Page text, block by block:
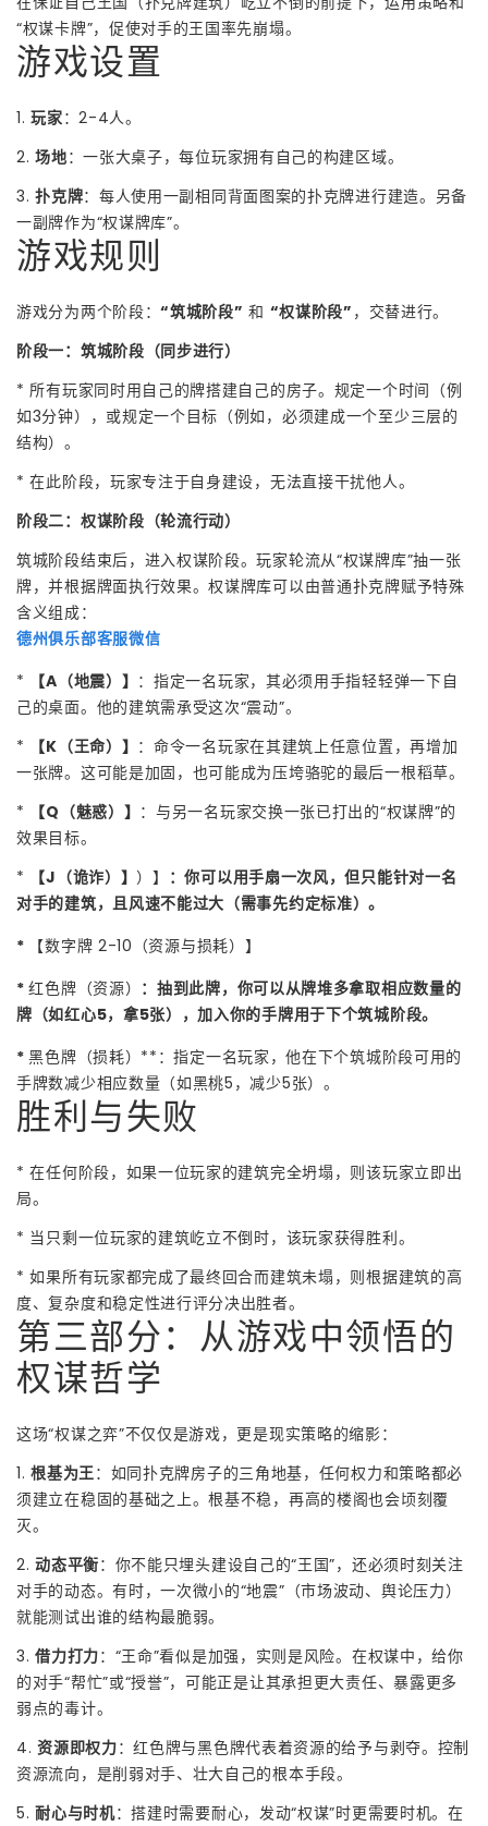
“权谋卡牌”，促使对手的王国率先崩塌。
游戏设置
1.玩家：2-4人。
2.场地：一张大桌子，每位玩家拥有自己的构建区域。
3.扑克牌：每人使用一副相同背面图案的扑克牌进行建造。另备
一副牌作为“权谋牌库”。
游戏规则
游戏分为两个阶段：“筑城阶段” 和 “权谋阶段” ，交替进行。
阶段一：筑城阶段（同步进行）
* 所有玩家同时用自己的牌搭建自己的房子。规定一个时间（例
如3分钟），或规定一个目标（例如，必须建成一个至少三层的
结构）。
* 在此阶段，玩家专注于自身建设，无法直接干扰他人。
阶段二：权谋阶段（轮流行动）
筑城阶段结束后，进入权谋阶段。玩家轮流从“权谋牌库”抽一张
牌，并根据牌面执行效果。权谋牌库可以由普通扑克牌赋予特殊
含义组成：
德州俱乐部客服微信
*
【A（地震）】 ：指定一名玩家，其必须用手指轻轻弹一下自
己的桌面。他的建筑需承受这次“震动”。
*
【K（王命）】 ：命令一名玩家在其建筑上任意位置，再增加
一张牌。这可能是加固，也可能成为压垮骆驼的最后一根稻草。
*
【Q（魅惑）】 ：与另一名玩家交换一张已打出的“权谋牌”的
效果目标。
*
【J（诡诈）】 ）】 ：你可以用手扇一次风，但只能针对一名
对手的建筑，且风速不能过大（需事先约定标准）。
*
【数字牌 2-10（资源与损耗）】
*红色牌（资源） ：抽到此牌，你可以从牌堆多拿取相应数量的
牌（如红心5，拿5张），加入你的手牌用于下个筑城阶段。
*黑色牌（损耗）**：指定一名玩家，他在下个筑城阶段可用的
手牌数减少相应数量（如黑桃5，减少5张）。
胜利与失败
* 在任何阶段，如果一位玩家的建筑完全坍塌，则该玩家立即出
局。
* 当只剩一位玩家的建筑屹立不倒时，该玩家获得胜利。
* 如果所有玩家都完成了最终回合而建筑未塌，则根据建筑的高
度、复杂度和稳定性进行评分决出胜者。
第三部分：从游戏中领悟的
权谋哲学
这场“权谋之弈”不仅仅是游戏，更是现实策略的缩影：
1.根基为王：如同扑克牌房子的三角地基，任何权力和策略都必
须建立在稳固的基础之上。根基不稳，再高的楼阁也会顷刻覆
灭。
2.动态平衡：你不能只埋头建设自己的“王国”，还必须时刻关注
对手的动态。有时，一次微小的“地震”（市场波动、舆论压力）
就能测试出谁的结构最脆弱。
3.借力打力：“王命”看似是加强，实则是风险。在权谋中，给你
的对手“帮忙”或“授誉”，可能正是让其承担更大责任、暴露更多
弱点的毒计。
4.资源即权力：红色牌与黑色牌代表着资源的给予与剥夺。控制
资源流向，是削弱对手、壮大自己的根本手段。
5.耐心与时机：搭建时需要耐心，发动“权谋”时更需要时机。在